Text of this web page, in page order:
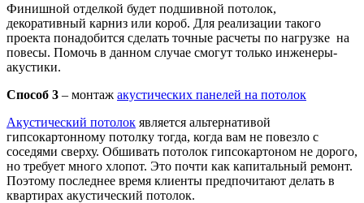
Финишной отделкой будет подшивной потолок,
декоративный карниз или короб. Для реализации такого
проекта понадобится сделать точные расчеты по нагрузке на
повесы. Помочь в данном случае смогут только инженеры-
акустики.
Способ 3 – монтаж акустических панелей на потолок
Акустический потолок является альтернативой
гипсокартонному потолку тогда, когда вам не повезло с
соседями сверху. Обшивать потолок гипсокартоном не дорого,
но требует много хлопот. Это почти как капитальный ремонт.
Поэтому последнее время клиенты предпочитают делать в
квартирах акустический потолок.